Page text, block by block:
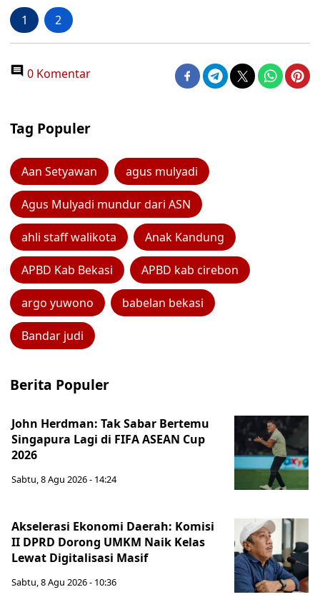
1 2
0 Komentar
Tag Populer
Aan Setyawan agus mulyadi
Agus Mulyadi mundur dari ASN
ahli staff walikota Anak Kandung
APBD Kab Bekasi APBD kab cirebon
argo yuwono babelan bekasi
Bandar judi
Berita Populer
John Herdman: Tak Sabar Bertemu
Singapura Lagi di FIFA ASEAN Cup
2026
Sabtu, 8 Agu 2026 - 14:24
Akselerasi Ekonomi Daerah: Komisi
II DPRD Dorong UMKM Naik Kelas
Lewat Digitalisasi Masif
Sabtu, 8 Agu 2026 - 10:36